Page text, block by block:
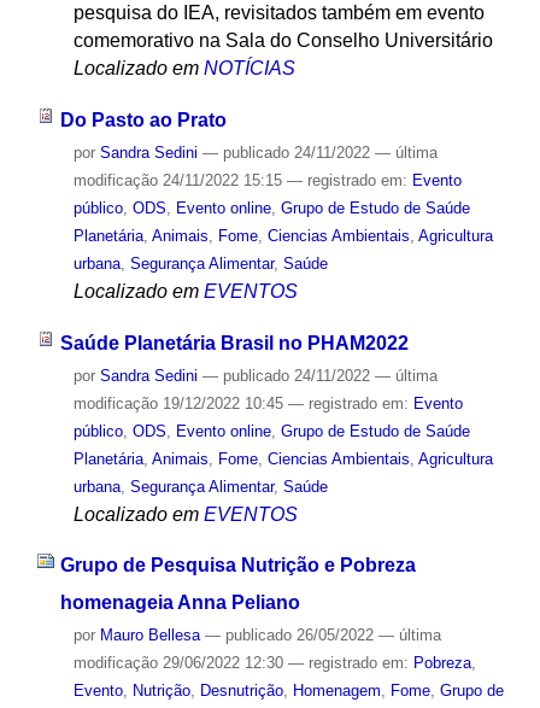
pesquisa do IEA, revisitados também em evento
comemorativo na Sala do Conselho Universitário
Localizado em NOTÍCIAS
Do Pasto ao Prato
por Sandra Sedini — publicado24/11/2022 — última
modificação24/11/2022 15:15 — registrado em: Evento
público, ODS, Evento online, Grupo de Estudo de Saúde
Planetária, Animais, Fome, Ciencias Ambientais, Agricultura
urbana, Segurança Alimentar, Saúde
Localizado em EVENTOS
Saúde Planetária Brasil no PHAM2022
por Sandra Sedini — publicado24/11/2022 — última
modificação19/12/2022 10:45 — registrado em: Evento
público, ODS Evento online, Grupo de Estudo de Saúde
Planetária, Animais Fome, Ciencias Ambientais Agricultura
urbana, Segurança Alimentar, Saúde
Localizado em EVENTOS
Grupo de Pesquisa Nutrição e Pobreza
homenageia Anna Peliano
por Mauro Bellesa — publicado26/05/2022 — última
modificação29/06/2022 12:30 — registrado em: Pobreza,
Evento, Nutrição, Desnutrição, Homenagem, Fome, Grupo de